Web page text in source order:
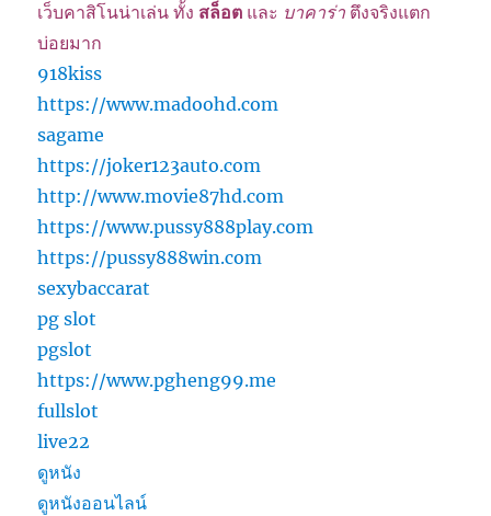
เว็บคาสิโนน่าเล่น ทั้ง สล็อต และ บาคาร่า ตึงจริงแตก
บ่อยมาก
918kiss
https://www.madoohd.com
sagame
https://joker123auto.com
http://www.movie87hd.com
https://www.pussy888play.com
https://pussy888win.com
sexybaccarat
pg slot
pgslot
https://www.pgheng99.me
fullslot
live22
ดูหนัง
ดูหนังออนไลน์